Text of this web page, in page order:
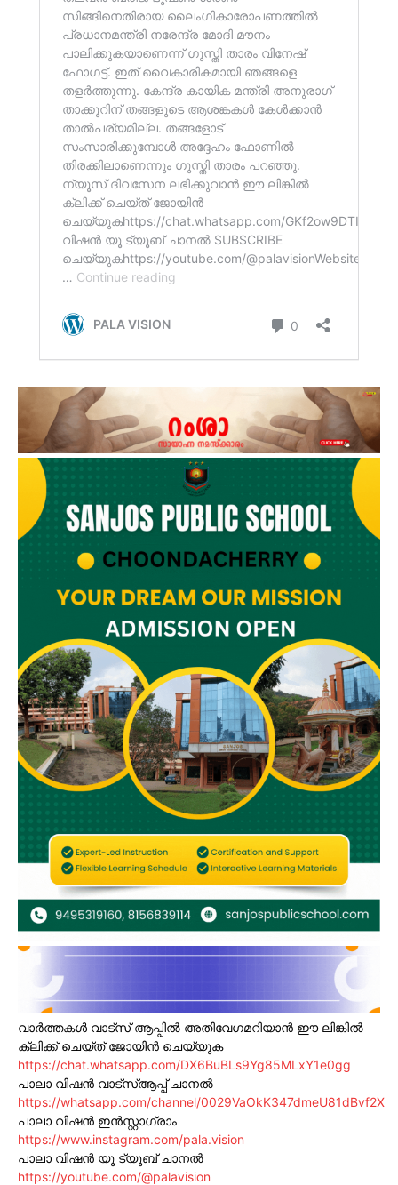
വാർത്തകൾ വാട്സ് ആപ്പിൽ അതിവേഗമറിയാൻ ഈ ലിങ്കിൽ
ക്ലിക്ക് ചെയ്ത് ജോയിൻ ചെയ്യുക
https://chat.whatsapp.com/DX6BuBLs9Yg85MLxY1e0gg
പാലാ വിഷൻ വാട്സ്ആപ്പ് ചാനൽ
https://whatsapp.com/channel/0029VaOkK347dmeU81dBvf2X
പാലാ വിഷൻ ഇൻസ്റ്റാഗ്രാം
https://www.instagram.com/pala.vision
പാലാ വിഷൻ യൂ ട്യൂബ് ചാനൽ
https://youtube.com/@palavision